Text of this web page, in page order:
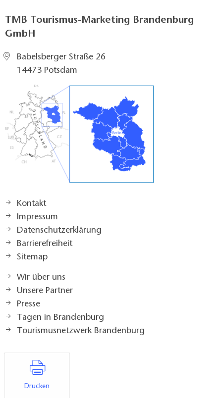
TMB Tourismus-Marketing Brandenburg
GmbH
Babelsberger Straße 26
14473 Potsdam
Kontakt
Impressum
Datenschutzerklärung
Barrierefreiheit
Sitemap
Wir über uns
Unsere Partner
Presse
Tagen in Brandenburg
Tourismusnetzwerk Brandenburg
Drucken